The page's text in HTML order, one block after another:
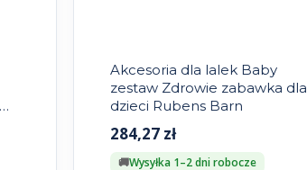
Akcesoria dla lalek Baby
zestaw Zdrowie zabawka dla
dzieci Rubens Barn
284,27 zł
Wysyłka 1–2 dni robocze